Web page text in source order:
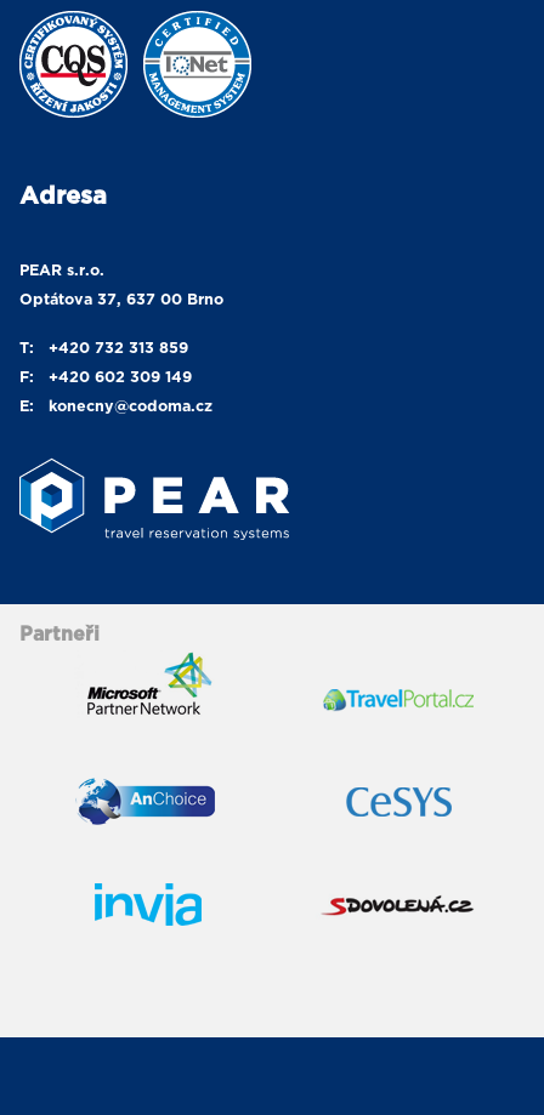
Adresa
PEAR s.r.o.
Optátova 37, 637 00 Brno
T:
+420 732 313 859
F:
+420 602 309 149
E:
konecny@codoma.cz
Partneři